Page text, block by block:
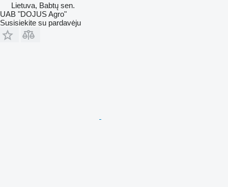
Lietuva, Babtų sen.
UAB "DOJUS Agro"
Susisiekite su pardavėju